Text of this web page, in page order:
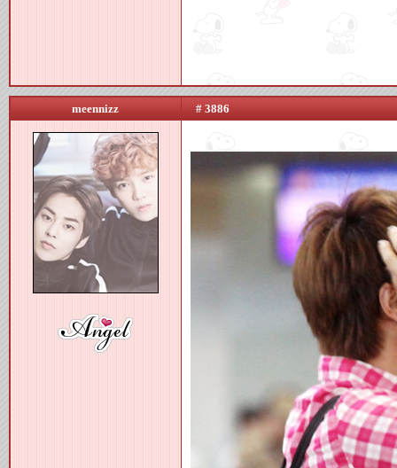
meennizz # 3886